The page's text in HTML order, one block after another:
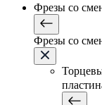
Фрезы со
Фрезы со